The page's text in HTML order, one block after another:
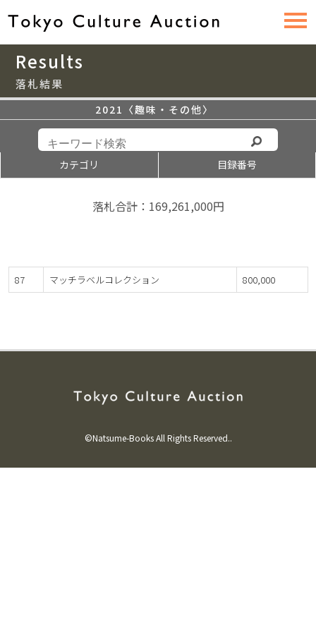
Results
落札結果
2021〈趣味・その他〉
カテゴリ 目録番号
落札合計：169,261,000円
87 マッチラベルコレクション 800,000
©Natsume-Books All Rights Reserved..